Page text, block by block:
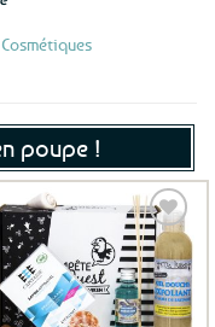
poupe !
Ajouter
aux
favoris